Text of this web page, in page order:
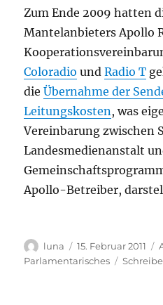
Zum Ende 2009 hatten
Mantelanbieters Apollo
Coloradio undRadio T
dieÜbernahme der
Leitungskosten , was
Vereinbarung zwischen
Landesmedienanstalt
Apollo-Betreiber,
Autor
luna
Veröffentlicht
am
15. Februar 2011
Parlamentarisches